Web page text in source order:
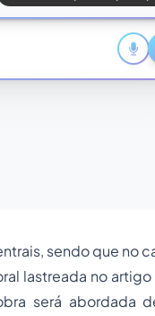
sendo que no
lastreada no
será abordada